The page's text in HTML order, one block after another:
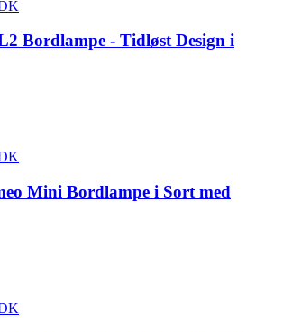
Bordlampe - Tidløst Design i
Mini Bordlampe i Sort med